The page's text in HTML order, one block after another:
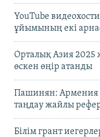
YouTube
ұйымының екі
Орталық Азия
өскен өңір атанды
Пашинян: Армения
таңдау жайлы
Білім грант